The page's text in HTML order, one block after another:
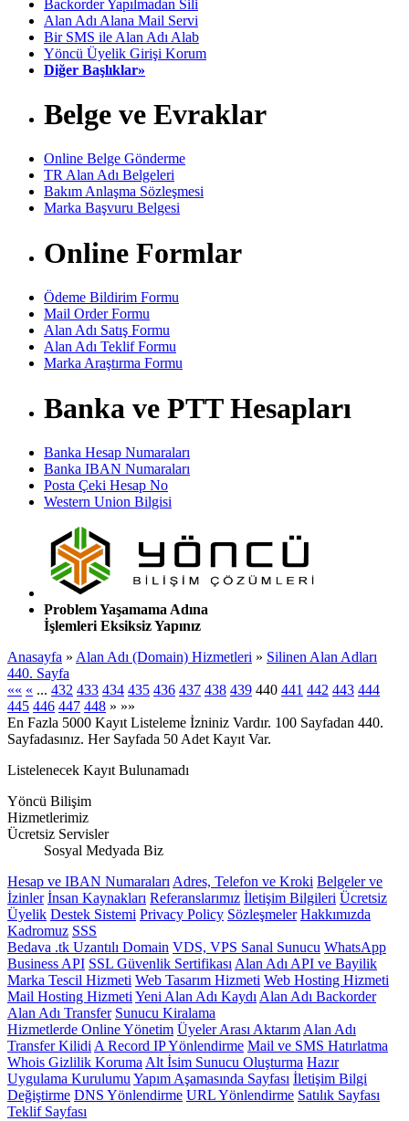
Backorder Yapılmadan Sili
Alan Adı Alana Mail Servi
Bir SMS ile Alan Adı Alab
Yöncü Üyelik Girişi Korum
Diğer Başlıklar»
Belge ve Evraklar
Online Belge Gönderme
TR Alan Adı Belgeleri
Bakım Anlaşma Sözleşmesi
Marka Başvuru Belgesi
Online Formlar
Ödeme Bildirim Formu
Mail Order Formu
Alan Adı Satış Formu
Alan Adı Teklif Formu
Marka Araştırma Formu
Banka ve PTT Hesapları
Banka Hesap Numaraları
Banka IBAN Numaraları
Posta Çeki Hesap No
Western Union Bilgisi
Problem Yaşamama Adına
İşlemleri Eksiksiz Yapınız
Anasayfa » Alan Adı (Domain) Hizmetleri » Silinen Alan Adları
440. Sayfa
«« « ... 432 433 434 435 436 437 438 439 440 441 442 443 444
445 446 447 448 » »»
En Fazla 5000 Kayıt Listeleme İzniniz Vardır. 100 Sayfadan 440.
Sayfadasınız. Her Sayfada 50 Adet Kayıt Var.
Listelenecek Kayıt Bulunamadı
Yöncü Bilişim
Hizmetlerimiz
Ücretsiz Servisler
Sosyal Medyada Biz
Hesap ve IBAN Numaraları Adres, Telefon ve Kroki Belgeler ve
İzinler İnsan Kaynakları Referanslarımız İletişim Bilgileri Ücretsiz
Üyelik Destek Sistemi Privacy Policy Sözleşmeler Hakkımızda
Kadromuz SSS
Bedava .tk Uzantılı Domain VDS, VPS Sanal Sunucu WhatsApp
Business API SSL Güvenlik Sertifikası Alan Adı API ve Bayilik
Marka Tescil Hizmeti Web Tasarım Hizmeti Web Hosting Hizmeti
Mail Hosting Hizmeti Yeni Alan Adı Kaydı Alan Adı Backorder
Alan Adı Transfer Sunucu Kiralama
Hizmetlerde Online Yönetim Üyeler Arası Aktarım Alan Adı
Transfer Kilidi A Record IP Yönlendirme Mail ve SMS Hatırlatma
Whois Gizlilik Koruma Alt İsim Sunucu Oluşturma Hazır
Uygulama Kurulumu Yapım Aşamasında Sayfası İletişim Bilgi
Değiştirme DNS Yönlendirme URL Yönlendirme Satılık Sayfası
Teklif Sayfası